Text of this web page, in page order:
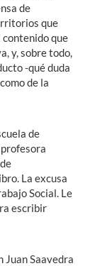
de
que
contenido que
y, sobre todo,
-qué duda
de la
de
La excusa
Social. Le
escribir
Juan Saavedra